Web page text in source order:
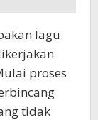
lagu
proses
tidak